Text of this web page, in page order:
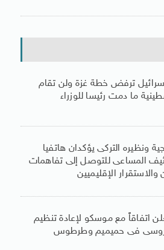
إسرائيل ترفض خطة غزة ولن تقام
ما دمت رئيسا للوزراء
ونظيره التركى يؤكدان هاتفيا
المساعى للتوصل إلى تفاهمات
والاستقرار الإقليميين
اتفاقاً مع موسكو لإعادة تنظيم
فى حميميم وطرطوس